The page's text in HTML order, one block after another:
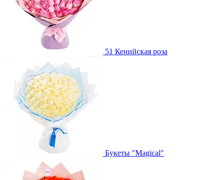
51 Кенийская роза
Букеты "Magical"